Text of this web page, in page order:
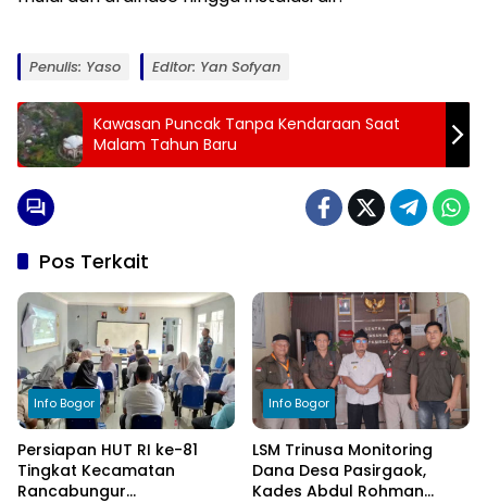
Penulis: Yaso Editor: Yan Sofyan
Kawasan Puncak Tanpa Kendaraan Saat
Malam Tahun Baru
Pos Terkait
Info Bogor
Persiapan HUT RI ke-81
Tingkat Kecamatan
Rancabungur
Info Bogor
LSM Trinusa Monitoring
Dana Desa Pasirgaok,
Kades Abdul Rohman